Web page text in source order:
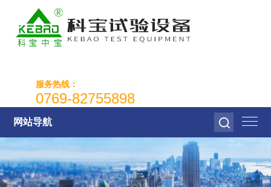
服务热线：
0769-82755898
网站导航